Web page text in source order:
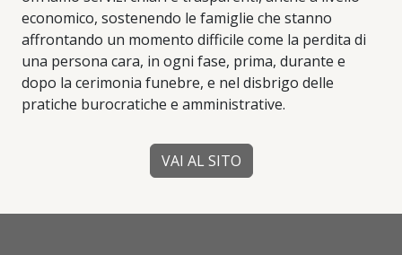
economico, sostenendo le famiglie che stanno
affrontando un momento difficile come la perdita di
una persona cara, in ogni fase, prima, durante e
dopo la cerimonia funebre, e nel disbrigo delle
pratiche burocratiche e amministrative.
VAI AL SITO